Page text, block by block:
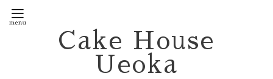
Cake House
Ueoka